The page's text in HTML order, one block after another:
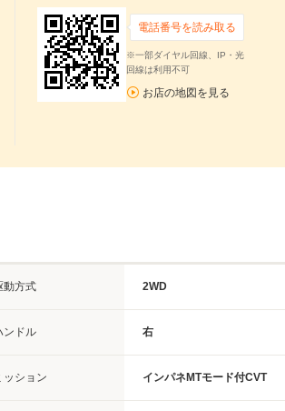
電話番号を読み取る
※一部ダイヤル回線、IP・光
回線は利用不可
お店の地図を見る
動方式 2WD
ンドル 右
ッション インパネMTモード付CVT